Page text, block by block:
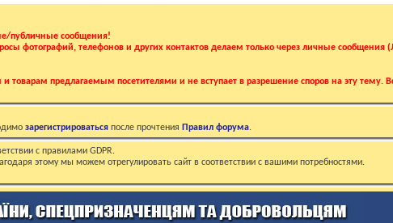
публичные сообщения!
фотографий, телефонов и других контактов делаем только через личные сообщения
товарам предлагаемым посетителями и не вступает в разрешение споров на эту тему.
зарегистрироваться после прочтения Правил форума.
с правилами GDPR.
этому мы можем отрегулировать сайт в соответствии с вашими потребностями.